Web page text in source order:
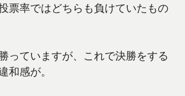
票率ではどちらも負けていたもの
っていますが、これで決勝をする
和感が。